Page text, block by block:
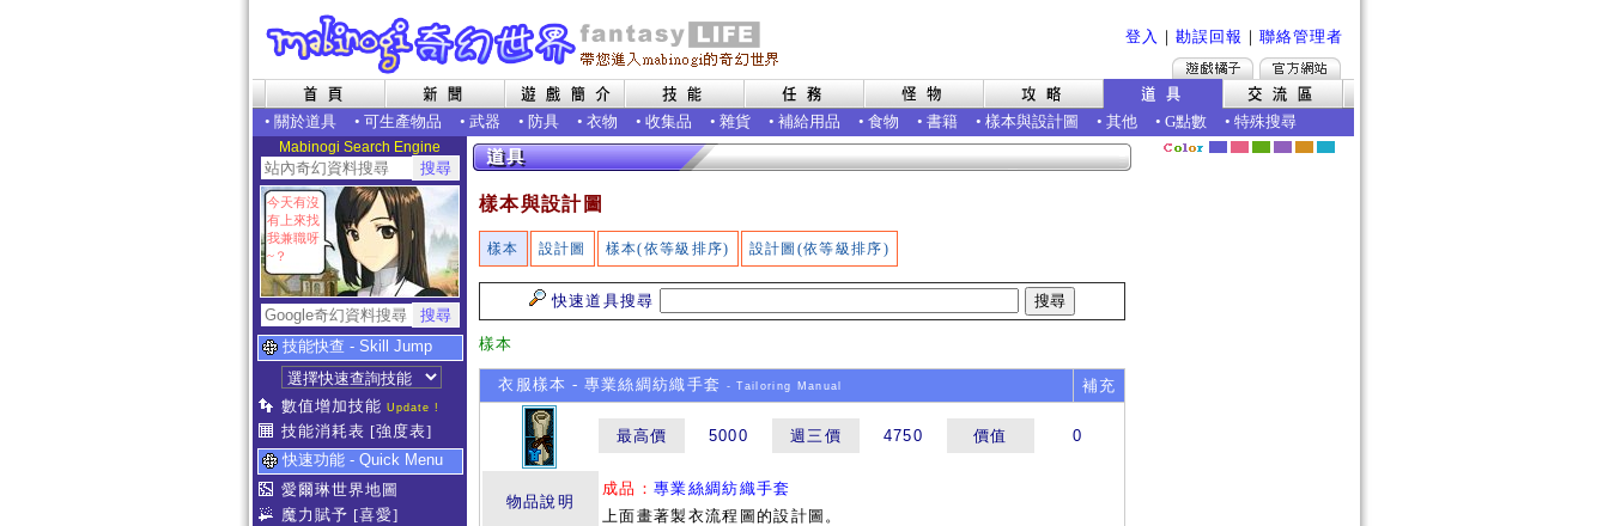
登入 ｜ 勘誤回報 ｜ 聯絡管理者
• 關於道具 • 可生產物品 • 武器 • 防具 • 衣物 • 收集品 • 雜貨 • 補給用品 • 食物 • 書籍 • 樣本與設計圖 • 其他 • G點數 • 特殊搜尋
Mabinogi Search Engine
今天有沒
有上來找
我兼職呀
~？
技能快查 - Skill Jump
數值增加技能 Update !
技能消耗表 [強度表]
快速功能 - Quick Menu
愛爾琳世界地圖
魔力賦予 [喜愛]
樣本與設計圖
樣本 設計圖 樣本(依等級排序) 設計圖(依等級排序)
快速道具搜尋
樣本
衣服樣本 - 專業絲綢紡織手套 - Tailoring Manual 補充
最高價 5000 週三價 4750 價值 0
物品說明
成品： 專業絲綢紡織手套
上面畫著製衣流程圖的設計圖。